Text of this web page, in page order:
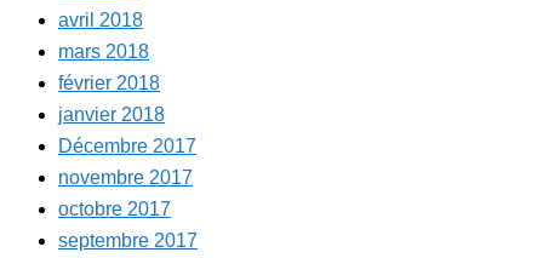
avril 2018
mars 2018
février 2018
janvier 2018
Décembre 2017
novembre 2017
octobre 2017
septembre 2017